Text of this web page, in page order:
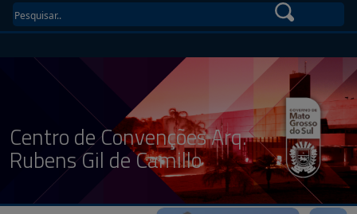
Centro de Convenções Arq.
Rubens Gil de Camillo